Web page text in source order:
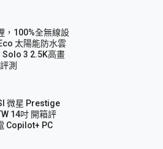
測
，100%全無線設
太陽能防水雲
Solo 3 2.5K高畫
測
微星 Prestige
14吋 開箱評
Copilot+ PC